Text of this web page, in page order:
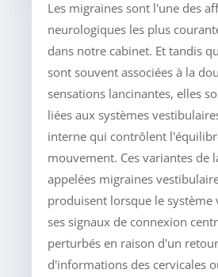
Les migraines sont l'une des
neurologiques les plus
dans notre cabinet. Et tandis
sont souvent associées à la
sensations lancinantes, elles
liées aux systèmes
interne qui contrôlent
mouvement. Ces variantes de
appelées migraines
produisent lorsque le système
ses signaux de connexion
perturbés en raison d'un
d'informations des cervicales